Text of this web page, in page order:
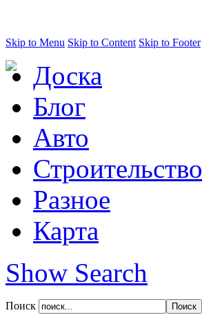
Skip to Menu Skip to Content Skip to Footer
Доска
Блог
Авто
Строительство
Разное
Карта
Show Search
Поиск